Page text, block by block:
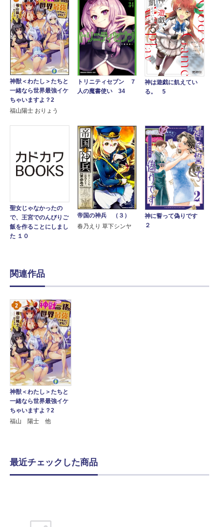
神獣＜わたし＞たちと
一緒なら世界最強イケ
ちゃいますよ？2
福山陽士 おりょう
トリニティセブン ７
人の魔書使い 34
神は遊戯に飢えてい
る。 5
聖女じゃなかったの
で、王宮でのんびりご
飯を作ることにしまし
た １０
帝国の神兵 （３）
春乃えり 草下シンヤ
神に誓って偽りです
２
関連作品
神獣＜わたし＞たちと
一緒なら世界最強イケ
ちゃいますよ？2
福山 陽士 他
最近チェックした商品